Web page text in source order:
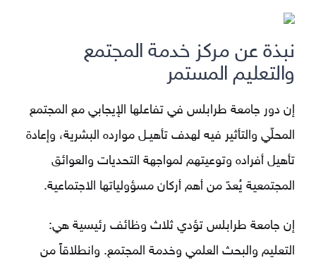
نبذة عن مركز خدمة المجتمع
والتعليم المستمر
إن دور جامعة طرابلس في تفاعلها الإيجابي مع المجتمع
المحلّي والتأثير فيه لهدف تأهيـل موارده البشرية، وإعادة
تأهيل أفراده وتوعيتهم لمواجهة التحديات والعوائق
المجتمعية يُعدّ من أهم أركان مسؤولياتها الاجتماعية.
إن جامعة طرابلس تؤدي ثلاث وظائف رئيسية هي:
التعليم والبحث العلمي وخدمة المجتمع. وانطلاقاً من